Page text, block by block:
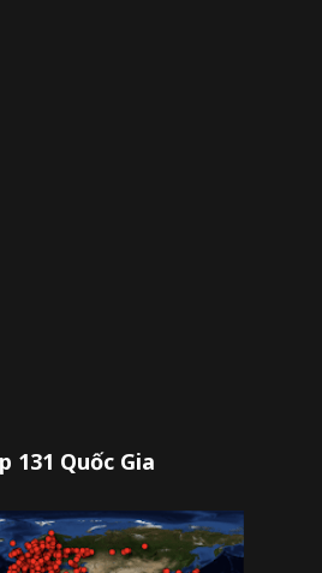
131 Quốc Gia